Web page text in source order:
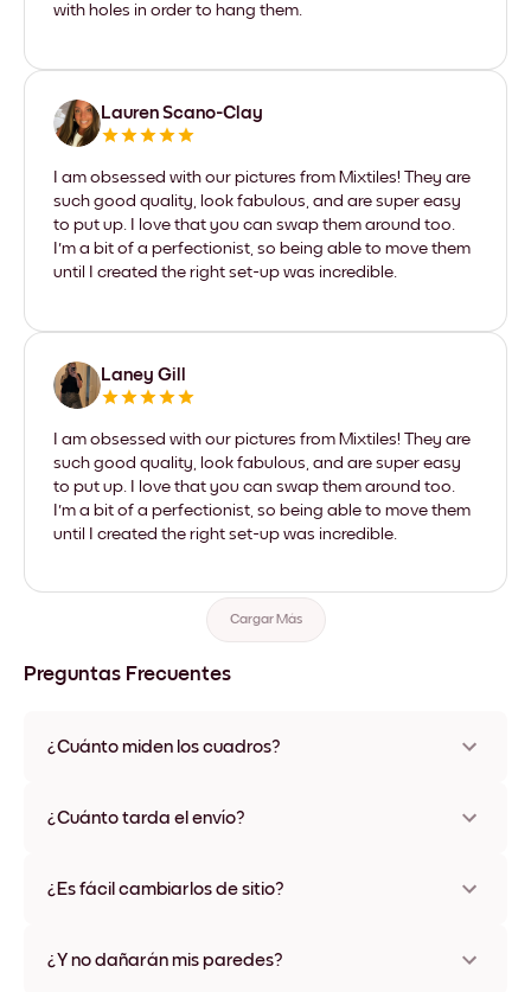
with holes in order to hang them.
Lauren Scano-Clay
I am obsessed with our pictures from Mixtiles! They are
such good quality, look fabulous, and are super easy
to put up. I love that you can swap them around too.
I'm a bit of a perfectionist, so being able to move them
until I created the right set-up was incredible.
Laney Gill
I am obsessed with our pictures from Mixtiles! They are
such good quality, look fabulous, and are super easy
to put up. I love that you can swap them around too.
I'm a bit of a perfectionist, so being able to move them
until I created the right set-up was incredible.
Cargar Más
Preguntas Frecuentes
¿Cuánto miden los cuadros?
varios materiales y colores de marco, incluidas opciones sin
¿Cuánto tarda el envío?
disponibles en algunos países. Te enviaremos un número de
¿Es fácil cambiarlos de sitio?
ningún daño
¿Y no dañarán mis paredes?